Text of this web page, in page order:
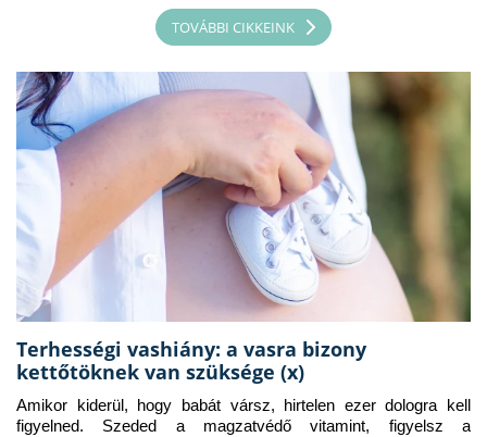
TOVÁBBI CIKKEINK
Terhességi vashiány: a vasra bizony
kettőtöknek van szüksége (x)
Amikor kiderül, hogy babát vársz, hirtelen ezer dologra kell
figyelned. Szeded a magzatvédő vitamint, figyelsz a